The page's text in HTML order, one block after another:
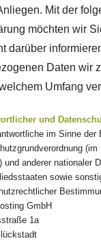
Mit der
möchten wir
darüber
Daten wir
Umfang
und
im Sinne der
(im
und anderer nationaler
sowie
GmbH
1a